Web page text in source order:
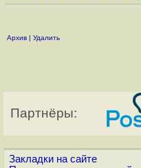
Архив | Удалить
Партнёры:
Закладки на сайте